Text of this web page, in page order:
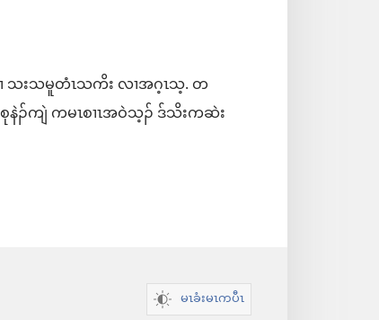
သးသမူတံၤသကိး လၢအဂ့ၤသ့. တ
ၣ်ကျဲ ကမၤစၢၤအဝဲသ့ၣ်​ ဒ်သိးကဆဲး
မၤခံးမၤကပီၤ